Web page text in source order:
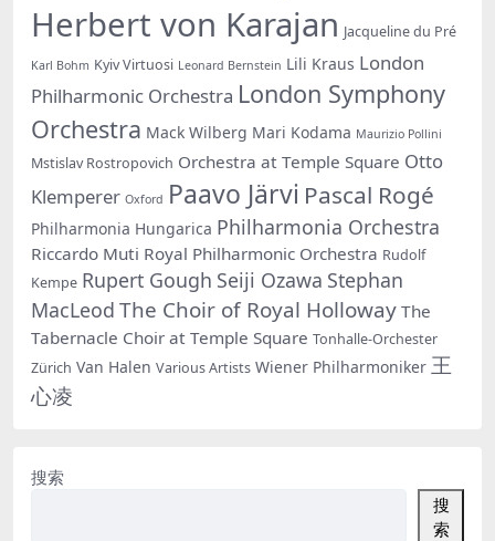
Herbert von Karajan Jacqueline du Pré
Karl Bohm Kyiv Virtuosi Leonard Bernstein Lili Kraus London
Philharmonic Orchestra London Symphony
Orchestra Mack Wilberg Mari Kodama Maurizio Pollini
Mstislav Rostropovich Orchestra at Temple Square Otto
Klemperer Oxford Paavo Järvi Pascal Rogé
Philharmonia Hungarica Philharmonia Orchestra
Riccardo Muti Royal Philharmonic Orchestra Rudolf
Kempe Rupert Gough Seiji Ozawa Stephan
MacLeod The Choir of Royal Holloway The
Tabernacle Choir at Temple Square Tonhalle-Orchester
Zürich Van Halen Various Artists Wiener Philharmoniker 王
心凌
搜索
搜
索